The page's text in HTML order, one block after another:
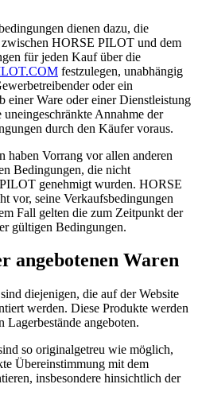
dienen dazu, die
HORSE PILOT und dem
für jeden Kauf über die
festzulegen, unabhängig
oder ein
einer Ware oder einer Dienstleistung
uneingeschränkte Annahme der
durch den Käufer voraus.
haben Vorrang vor allen anderen
Bedingungen, die nicht
genehmigt wurden. HORSE
vor, seine Verkaufsbedingungen
Fall gelten die zum Zeitpunkt der
gültigen Bedingungen.
angebotenen Waren
diejenigen, die auf der Website
werden. Diese Produkte werden
Lagerbestände angeboten.
so originalgetreu wie möglich,
Übereinstimmung mit dem
insbesondere hinsichtlich der